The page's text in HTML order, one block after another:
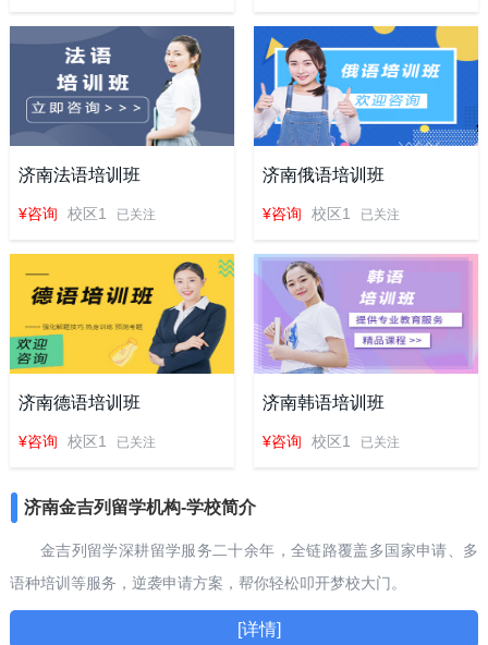
济南法语培训班
¥咨询 校区1 已关注
济南俄语培训班
¥咨询 校区1 已关注
济南德语培训班
¥咨询 校区1 已关注
济南韩语培训班
¥咨询 校区1 已关注
济南金吉列留学机构-学校简介
金吉列留学深耕留学服务二十余年，全链路覆盖多国家申请、多
语种培训等服务，逆袭申请方案，帮你轻松叩开梦校大门。
[详情]